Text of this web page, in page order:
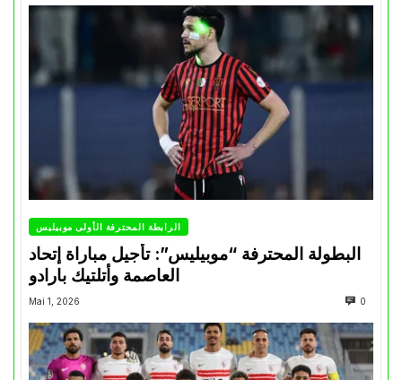
الرابطة المحترفة الأولى موبيليس
البطولة المحترفة “موبيليس”: تأجيل مباراة إتحاد
العاصمة وأتلتيك بارادو
Mai 1, 2026 0